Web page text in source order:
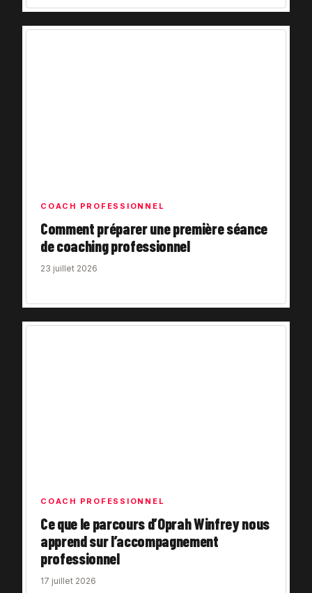
COACH PROFESSIONNEL
Comment préparer une première séance
de coaching professionnel
23 juillet 2026
COACH PROFESSIONNEL
Ce que le parcours d’Oprah Winfrey nous
apprend sur l’accompagnement
professionnel
17 juillet 2026